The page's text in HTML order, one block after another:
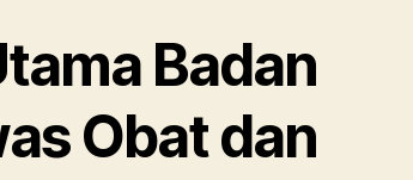
Badan
Obat dan